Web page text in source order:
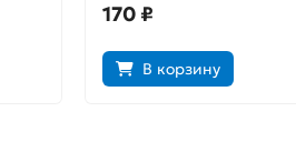
170 ₽
В корзину